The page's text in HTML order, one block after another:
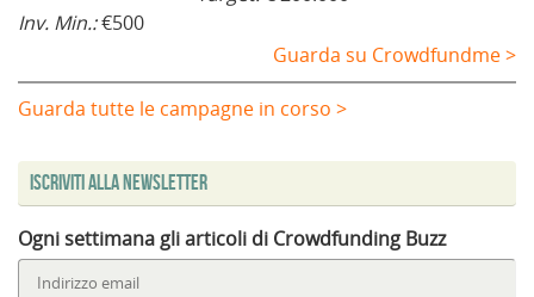
Inv. Min.:€500
Guarda su Crowdfundme >
Guarda tutte le campagne in corso >
Iscriviti alla Newsletter
Ogni settimana gli articoli di Crowdfunding Buzz